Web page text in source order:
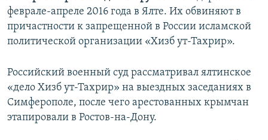
феврале-апреле 2016 года в Ялте. Их обвиняют в
причастности к запрещенной в России исламской
политической организации «Хизб ут-Тахрир».
Российский военный суд рассматривал ялтинское
«дело Хизб ут-Тахрир» на выездных заседаниях в
Симферополе, после чего арестованных крымчан
этапировали в Ростов-на-Дону.